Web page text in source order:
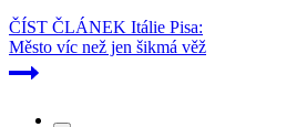
ČÍST ČLÁNEK Itálie Pisa:
Město víc než jen šikmá věž